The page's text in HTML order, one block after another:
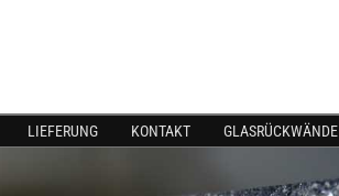
LIEFERUNG KONTAKT GLASRÜCKWÄNDE